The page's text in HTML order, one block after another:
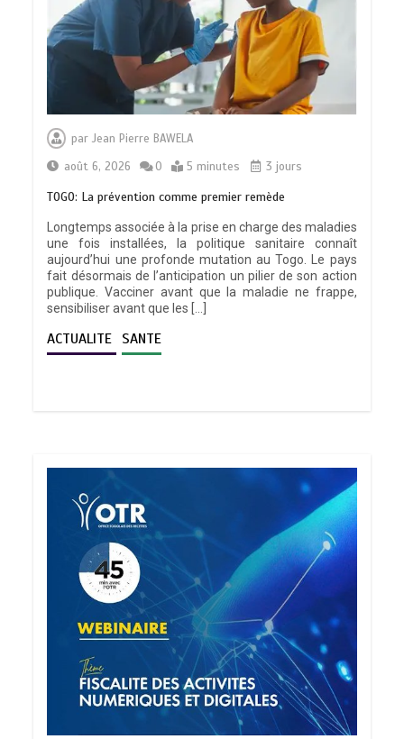
parJean Pierre BAWELA
août 6, 2026
0 5 minutes 3 jours
TOGO: La prévention comme premier remède
Longtemps associée à la prise en charge des maladies
une fois installées, la politique sanitaire connaît
aujourd’hui une profonde mutation au Togo. Le pays
fait désormais de l’anticipation un pilier de son action
publique. Vacciner avant que la maladie ne frappe,
sensibiliser avant que les […]
ACTUALITE SANTE
TRANSFORMATION SOCIALE :